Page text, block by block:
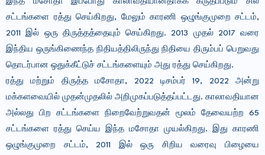
சட்டங்களை ரத்து செய்கிறது, மேலும் காரணி ஒழுங்குமுறை சட்டம்,
2011 இல் ஒரு திருத்தத்தையும் செய்கிறது. 2013 முதல் 2017 வரை
இந்திய ஒருங்கிணைந்த நிதியத்திலிருந்து நிதியை திரும்பப் பெறுவது
தொடர்பான ஒதுக்கீட்டுச் சட்டங்களையும் அது ரத்து செய்கிறது.
ரத்து மற்றும் திருத்த மசோதா, 2022 டிசம்பர் 19, 2022 அன்று
மக்களவையில் முதன்முதலில் அறிமுகப்படுத்தப்பட்டது. காலாவதியான
அல்லது பிற சட்டங்களை நிறைவேற்றுவதன் மூலம் தேவையற்ற 65
சட்டங்களை ரத்து செய்ய இந்த மசோதா முயல்கிறது. இது காரணி
ஒழுங்குமுறை சட்டம், 2011 இல் ஒரு சிறிய வரைவு பிழையை